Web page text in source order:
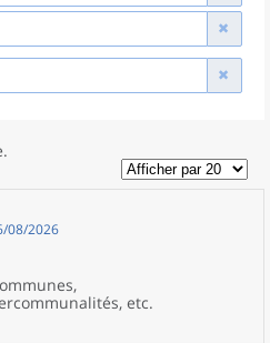
.
08/2026
etc.